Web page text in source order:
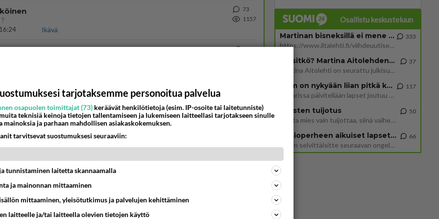
Ikävä
73
1157
77
Jämsä
murhata mopopojan
Maailman menoa
kysyä tänään
Ikävä
yhtään
Osallistu keskusteluun
Martinan bisneksillä ei mene hyvin
https://www.iltalehti.fi/viihdeuutiset/a/c46da6ab-340f-4790-aaa7-0865eed2336 Yrityksen konkurssihakemus on tullut kärä
333
Tiesitkö? Martina Aitolehden isäpuoli on tämä suosittu laulaja
Martina Aitolehti on seurattu julkisuuden henkilö. Lähipiiriin mahtuu muitakin tunnettuja henkilöitä. Tiesitkö, että Ma
37
2 km on nykyään liian pitkä koulumatka
Hesarissa päivitellään lapset joutuu nyt kulkemaan 2 km kouluun jösses. Ruostefillarilla tuo matka menee vaikka miten äk
117
Miesten tuijotus
Mutta mies vain tuijottaa, siinä vaiheessa käännän itse pään pois. Mikä juttu? Yleensä jos joku tuijottaa tai katsoo, hä
50
Uusioperheen aikuiset lapset tyhjentää jääkaapin käydessään
Miten selvittäisitte seuraavan ongelman, meillä on uusioperhe, minulla teini-ikäiset lapset ja puolisolla aikuiset, jotk
66
tarjotaksemme personoitua palvelua
osapuolen toimittajat (73) keräävät henkilötietoja (esim. IP-osoite tai laitetunniste)
teknisiä keinoja tietojen tallentamiseen ja lukemiseen laitteellasi tarjotakseen sinulle
ja parhaan mahdollisen asiakaskokemuksen.
tarvitsevat suostumuksesi seuraaviin:
tunnistaminen laitetta skannaamalla
ja mainonnan mittaaminen
mittaaminen, yleisötutkimus ja palvelujen kehittäminen
laitteelle ja/tai laitteella olevien tietojen käyttö